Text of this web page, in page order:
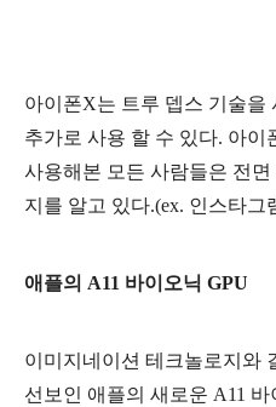
아이폰X는 트루 뎁스 기술을
추가로 사용 할 수 있다. 아이
사용해본 모든 사람들은 전
지를 알고 있다.(ex. 인스타그
애플의 A11 바이오닉 GPU
이미지네이션 테크놀로지와
선보인 애플의 새로운 A11